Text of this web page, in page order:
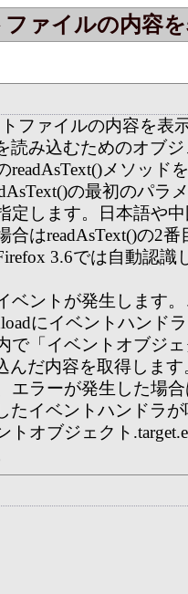
ァイルの内容
ファイルの内容を表
読み込むためのオブ
readAsText()メソッド
の最初のパラ
定します。日本語や
合はreadAsText()の2
3.6では自動認識
ベントが発生します
にイベントハンド
で「イベントオブジ
んだ内容を取得します
エラーが発生した場合
たイベントハンドラ
オブジェクト